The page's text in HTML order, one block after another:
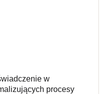
w
procesy